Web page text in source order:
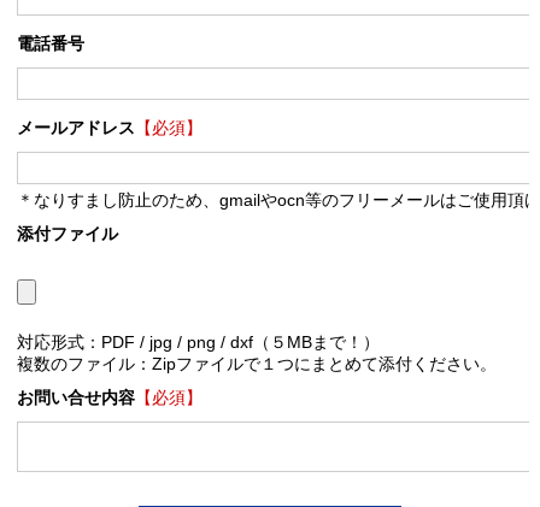
電話番号
メールアドレス 【必須】
＊なりすまし防止のため、gmailやocn等のフリーメールはご使用頂
添付ファイル
対応形式：PDF / jpg / png / dxf（５MBまで！）
複数のファイル：Zipファイルで１つにまとめて添付ください。
お問い合せ内容【必須】